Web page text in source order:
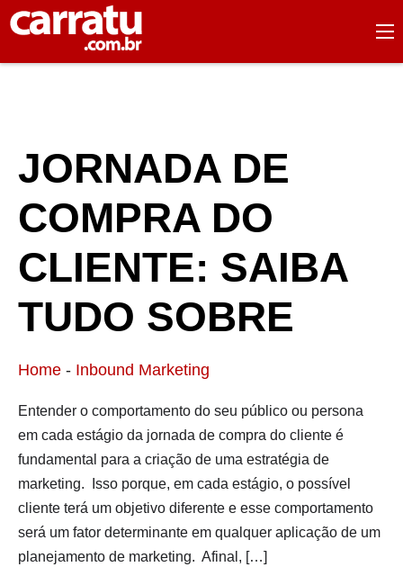
JORNADA DE
COMPRA DO
CLIENTE: SAIBA
TUDO SOBRE
Home - Inbound Marketing
Entender o comportamento do seu público ou persona
em cada estágio da jornada de compra do cliente é
fundamental para a criação de uma estratégia de
marketing. Isso porque, em cada estágio, o possível
cliente terá um objetivo diferente e esse comportamento
será um fator determinante em qualquer aplicação de um
planejamento de marketing. Afinal, […]